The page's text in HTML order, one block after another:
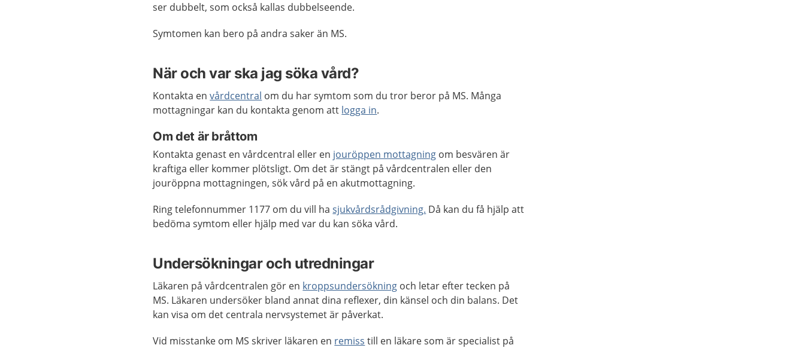
ser dubbelt, som också kallas dubbelseende.
Symtomen kan bero på andra saker än MS.
När och var ska jag söka vård?
Kontakta envårdcentral om du har symtom som du tror beror på MS. Många
mottagningar kan du kontakta genom att logga in.
Om det är bråttom
Kontakta genast en vårdcentral eller en jouröppen mottagning om besvären är
kraftiga eller kommer plötsligt. Om det är stängt på vårdcentralen eller den
jouröppna mottagningen, sök vård på en akutmottagning.
Ring telefonnummer 1177 om du vill hasjukvårdsrådgivning. Då kan du få hjälp att
bedöma symtom eller hjälp med var du kan söka vård.
Undersökningar och utredningar
Läkaren på vårdcentralen gör en kroppsundersökning och letar efter tecken på
MS. Läkaren undersöker bland annat dina reflexer, din känsel och din balans. Det
kan visa om det centrala nervsystemet är påverkat.
Vid misstanke om MS skriver läkaren en remiss till en läkare som är specialist på